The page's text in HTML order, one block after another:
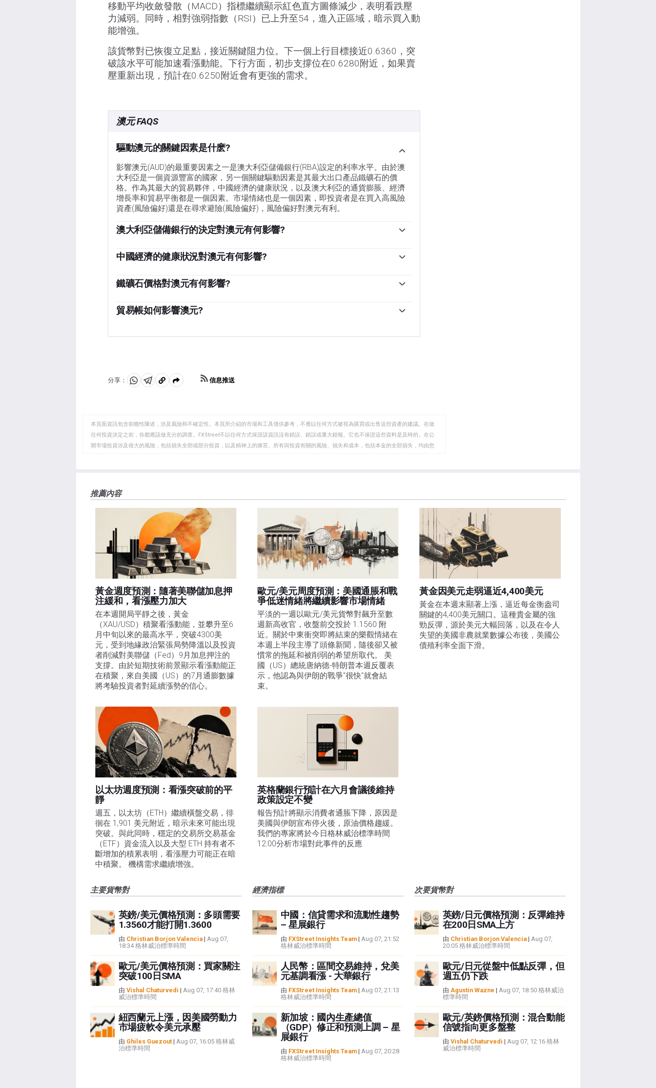
移動平均收斂發散（MACD）指標繼續顯示紅色直方圖條減少，表明看跌壓
力減弱。同時，相對強弱指數（RSI）已上升至54，進入正區域，暗示買入動
能增強。
該貨幣對已恢復立足點，接近關鍵阻力位。下一個上行目標接近0.6360，突
破該水平可能加速看漲動能。下行方面，初步支撐位在0.6280附近，如果賣
壓重新出現，預計在0.6250附近會有更強的需求。
澳元 FAQS
驅動澳元的關鍵因素是什麽?
影響澳元(AUD)的最重要因素之一是澳大利亞儲備銀行(RBA)設定的利率水平。由於澳
大利亞是一個資源豐富的國家，另一個關鍵驅動因素是其最大出口產品鐵礦石的價
格。作為其最大的貿易夥伴，中國經濟的健康狀況，以及澳大利亞的通貨膨脹、經濟
增長率和貿易平衡都是一個因素。市場情緒也是一個因素，即投資者是在買入高風險
資產(風險偏好)還是在尋求避險(風險偏好)，風險偏好對澳元有利。
澳大利亞儲備銀行的決定對澳元有何影響?
(AUD)。這影響了整個經濟的利率水平。澳大利亞央行的主要目標是通過上調或下調利
對較低的利率則支持澳元。澳大利亞央行還可以使用量化寬松和緊縮政策來影響信貸
狀況，前者對澳元不利，後者對澳元有利。
中國經濟的健康狀況對澳元有何影響?
影響。當中國經濟表現良好時，它會從澳大利亞購買更多的原材料、商品和服務，從
相反。因此，中國經濟增長數據的正面或負面驚喜通常會對澳元及其貨幣對產生直接
影響。
鐵礦石價格對澳元有何影響?
元，中國是其主要出口目的地。因此，鐵礦石價格可以成為澳元的驅動因素。一般來
易順差，這對澳元也是有利的。
貿易帳如何影響澳元?
素。如果澳大利亞生產受歡迎的出口產品，那麽它的貨幣將純粹從尋求購買其出口產
分享：
分
WhatsApp
分
Telegram
複
剪
貼
板
信息推送
本頁面資訊包含前瞻性陳述，涉及風險和不確定性。本頁所介紹的市場和工具僅供參考，不應以任何方式被視為購買或出售這些資產的建議。在做
任何投資決定之前，你都應該做充分的調查。FXStreet不以任何方式保證該資訊沒有錯誤、錯誤或重大錯報。它也不保證這些資料是及時的。在公
開市場投資涉及很大的風險，包括損失全部或部分投資，以及精神上的痛苦。所有與投資有關的風險、損失和成本，包括本金的全部損失，均由您
FXStreet和作者不提供個性化的建議。作者對該資訊的準確性、完整性或適用性不作任何陳述。FXStreet和作者將不承擔任何錯誤，遺漏或任何損
失，傷害或損害由此資訊及其顯示或使用引起的。錯誤和遺漏除外。本文作者和FXStreet並非註冊投資顧問，本文內容無意提供任何投資建議。
推薦內容
黃金週度預測：隨著美聯儲加息押
注緩和，看漲壓力加大
在本週開局平靜之後，黃金
（XAU/USD）積聚看漲動能，並攀升至6
月中旬以來的最高水平，突破4300美
元，受到地緣政治緊張局勢降溫以及投資
者削減對美聯儲（Fed）9月加息押注的
支撐。由於短期技術前景顯示看漲動能正
在積聚，來自美國（US）的7月通膨數據
將考驗投資者對延續漲勢的信心。
歐元/美元周度預測：美國通脹和戰
爭低迷情緒將繼續影響市場情緒
平淡的一週以歐元/美元貨幣對飆升至數
週新高收官，收盤前交投於 1.1560 附
近。關於中東衝突即將結束的樂觀情緒在
本週上半段主導了頭條新聞，隨後卻又被
慣常的拖延和被削弱的希望所取代。 美
國（US）總統唐納德-特朗普本週反覆表
示，他認為與伊朗的戰爭"很快"就會結
束。
黃金因美元走弱逼近4,400美元
黃金在本週末顯著上漲，逼近每金衡盎司
關鍵的4,400美元關口。這種貴金屬的強
勁反彈，源於美元大幅回落，以及在令人
失望的美國非農就業數據公布後，美國公
債殖利率全面下滑。
以太坊週度預測：看漲突破前的平
靜
週五，以太坊（ETH）繼續橫盤交易，徘
徊在 1,901 美元附近，暗示未來可能出現
突破。與此同時，穩定的交易所交易基金
（ETF）資金流入以及大型 ETH 持有者不
斷增加的積累表明，看漲壓力可能正在暗
中積聚。 機構需求繼續增強。
英格蘭銀行預計在六月會議後維持
政策設定不變
報告預計將顯示消費者通脹下降，原因是
美國與伊朗宣布停火後，原油價格趨緩。
我們的專家將於今日格林威治標準時間
12:00分析市場對此事件的反應
主要貨幣對
英鎊/美元價格預測：多頭需要
1.3560才能打開1.3600
由 Christian Borjon Valencia| Aug 07,
18:34 格林威治標準時間
歐元/美元價格預測：買家關注
突破100日SMA
由 Vishal Chaturvedi | Aug 07, 17:40 格林
威治標準時間
紐西蘭元上漲，因美國勞動力
市場疲軟令美元承壓
由 Ghiles Guezout| Aug 07, 16:05 格林威
治標準時間
經濟指標
中國：信貸需求和流動性趨勢
– 星展銀行
由 FXStreet Insights Team| Aug 07, 21:52
格林威治標準時間
人民幣：區間交易維持，兌美
元基調看漲 - 大華銀行
由 FXStreet Insights Team| Aug 07, 21:13
格林威治標準時間
新加坡：國內生產總值
（GDP）修正和預測上調 – 星
展銀行
由 FXStreet Insights Team| Aug 07, 20:28
格林威治標準時間
次要貨幣對
英鎊/日元價格預測：反彈維持
在200日SMA上方
由 Christian Borjon Valencia| Aug 07,
20:05 格林威治標準時間
歐元/日元從盤中低點反彈，但
週五仍下跌
由 Agustin Wazne | Aug 07, 18:50 格林威治
標準時間
歐元/英鎊價格預測：混合動能
信號指向更多盤整
由 Vishal Chaturvedi | Aug 07, 12:16 格林
威治標準時間